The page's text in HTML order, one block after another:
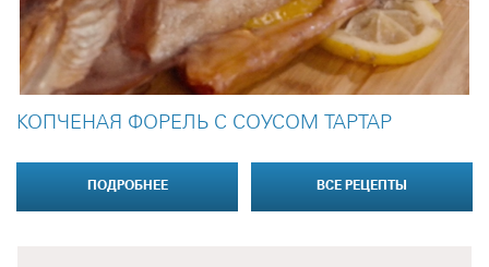
КОПЧЕНАЯ ФОРЕЛЬ С СОУСОМ ТАРТАР
ПОДРОБНЕЕ ВСЕ РЕЦЕПТЫ